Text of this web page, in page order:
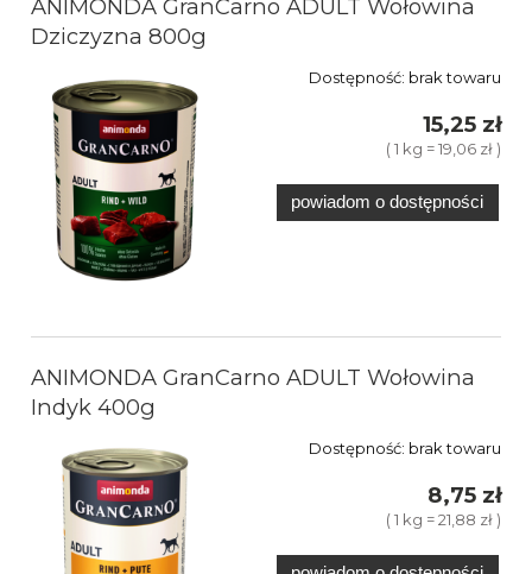
ANIMONDA GranCarno ADULT Wołowina
Dziczyzna 800g
Dostępność: brak towaru
15,25 zł
( 1 kg = 19,06 zł )
powiadom o dostępności
ANIMONDA GranCarno ADULT Wołowina
Indyk 400g
Dostępność: brak towaru
8,75 zł
( 1 kg = 21,88 zł )